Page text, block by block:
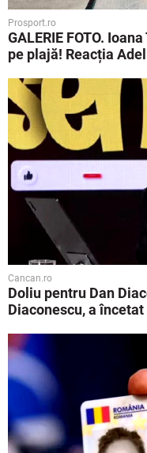
Prosport.ro
GALERIE FOTO.
pe plajă! Reacția
Cancan.ro
Doliu pentru Dan
Diaconescu, a